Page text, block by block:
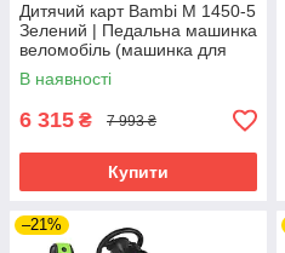
Дитячий карт Bambi M 1450-5
Зелений | Педальна машинка
веломобіль (машинка для
картингу)
В наявності
6 315 ₴ 7 993 ₴
Купити
–21%